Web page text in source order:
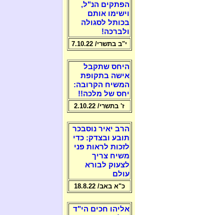
הפתקים הנ"ל,
וישימו אותם
בכותל לסגולה
ולברכה!
י"ב בתשרי/ 7.10.22
היחס שתקבל
אישה בתקופת
המשיח הקרובה:
יחס של מלכה!!
ז' בתשרי/ 2.10.22
הרב יאיר נוסבכר
תובע ובצדק: כדי
לזכות לראות פני
משיח צריך
לצעוק לבורא
עולם
כ"א באב/ 18.8.22
אליהו חכים הי"ד